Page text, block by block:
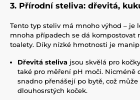
3. Přírodní steliva: dřevitá,
Tento typ steliv má mnoho výhod – je
mnoha případech se dá kompostovat
toalety. Díky nízké hmotnosti je
Dřevitá steliva jsou skvělá pro
také pro měření pH moči. Nicméně
snadno přenášejí po bytě, což
dlouhosrstých koček.